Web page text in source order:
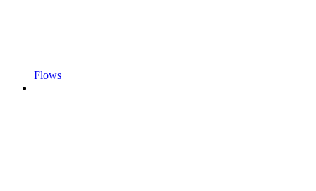
Flows